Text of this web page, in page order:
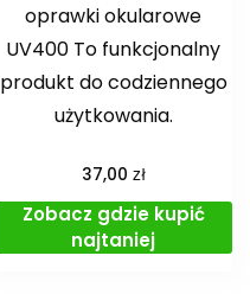
oprawki okularowe
UV400 To funkcjonalny
produkt do codziennego
użytkowania.
37,00 zł
Zobacz gdzie kupić
najtaniej